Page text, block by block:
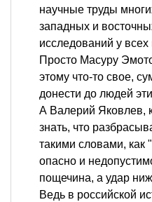
научные труды
западных и
исследований у
Просто Масуру
этому что-то свое,
донести до людей
А Валерий Яковлев,
знать, что
такими словами, как
опасно и
пощечина, а удар
Ведь в российской